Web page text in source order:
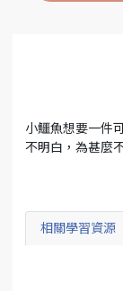
小鱷魚想要一件
不明白，為甚麼
相關學習資源